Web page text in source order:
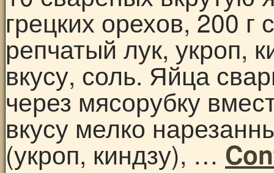
грецких орехов, 200 г
репчатый лук, укроп,
вкусу, соль. Яйца
через мясорубку
вкусу мелко
(укроп, киндзу), …